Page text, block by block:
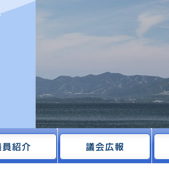
携帯サイト